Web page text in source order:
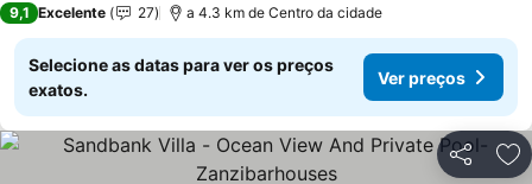
9,1 Excelente 27 a 4.3 km de Centro da cidade
Selecione as datas para ver os preços
exatos.
Ver preços
Partilhar